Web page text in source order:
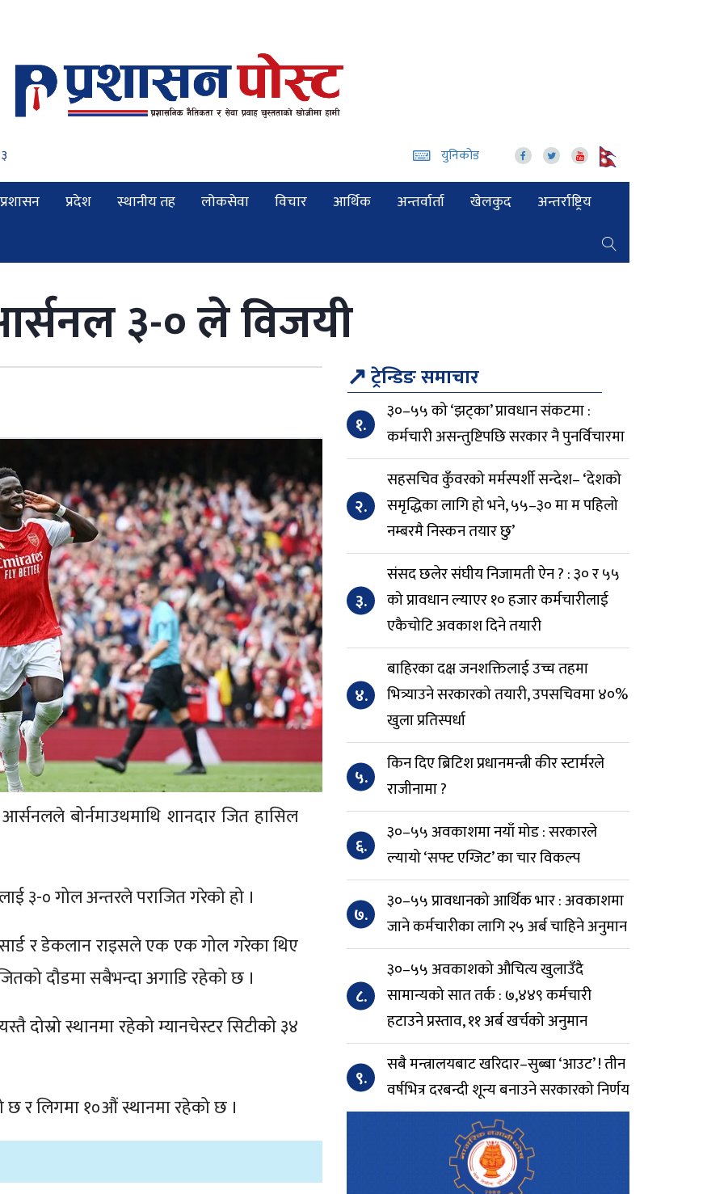
युनिकोड
प्रदेश स्थानीय तह लोकसेवा विचार आर्थिक अन्तर्वार्ता खेलकुद अन्तर्राष्ट्रिय
३-० ले विजयी
बोर्नमाउथमाथि शानदार जित हासिल
३-० गोल अन्तरले पराजित गरेको हो ।
र डेकलान राइसले एक एक गोल गरेका थिए
दौडमा सबैभन्दा अगाडि रहेको छ ।
स्थानमा रहेको म्यानचेस्टर सिटीको ३४
र लिगमा १०औं स्थानमा रहेको छ ।
↗ट्रेन्डिङ समाचार
१.
३०–५५ को ‘झट्का’ प्रावधान संकटमा :
कर्मचारी असन्तुष्टिपछि सरकार नै पुनर्विचारमा
२.
सहसचिव कुँवरको मर्मस्पर्शी सन्देश– ‘देशको
समृद्धिका लागि हो भने, ५५–३० मा म पहिलो
नम्बरमै निस्कन तयार छु’
३.
संसद छलेर संघीय निजामती ऐन ? : ३० र ५५
को प्रावधान ल्याएर १० हजार कर्मचारीलाई
एकैचोटि अवकाश दिने तयारी
४.
बाहिरका दक्ष जनशक्तिलाई उच्च तहमा
भित्र्याउने सरकारको तयारी, उपसचिवमा ४०%
खुला प्रतिस्पर्धा
५.
किन दिए ब्रिटिश प्रधानमन्त्री कीर स्टार्मरले
राजीनामा ?
६.
३०–५५ अवकाशमा नयाँ मोड : सरकारले
ल्यायो ‘सफ्ट एग्जिट’ का चार विकल्प
७.
३०–५५ प्रावधानको आर्थिक भार : अवकाशमा
जाने कर्मचारीका लागि २५ अर्ब चाहिने अनुमान
८.
३०–५५ अवकाशको औचित्य खुलाउँदै
सामान्यको सात तर्क : ७,४४९ कर्मचारी
हटाउने प्रस्ताव, ११ अर्ब खर्चको अनुमान
९.
सबै मन्त्रालयबाट खरिदार–सुब्बा ‘आउट’ ! तीन
वर्षभित्र दरबन्दी शून्य बनाउने सरकारको निर्णय